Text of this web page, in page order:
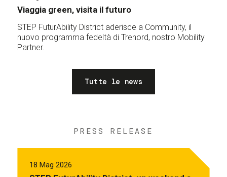
Viaggia green, visita il futuro
STEP FuturAbility District aderisce a Community, il
nuovo programma fedeltà di Trenord, nostro Mobility
Partner.
Tutte le news
PRESS RELEASE
18 Mag 2026